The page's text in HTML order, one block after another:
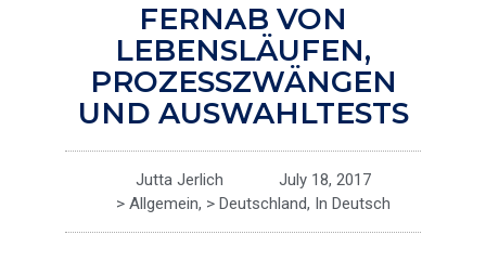
FERNAB VON
LEBENSLÄUFEN,
PROZESSZWÄNGEN
UND AUSWAHLTESTS
Jutta Jerlich
July 18, 2017
> Allgemein, > Deutschland, In Deutsch